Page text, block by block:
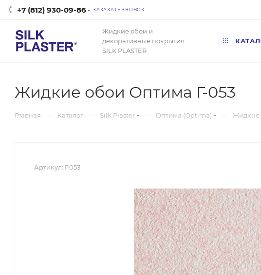
+7 (812) 930-09-86 ЗАКАЗАТЬ ЗВОНОК
Жидкие обои и
декоративные покрытия
SILK PLASTER
Жидкие обои Оптима Г-053
Главная — Каталог — Silk Plaster — Оптима (Optima) — Жидкие
Артикул: Г-053